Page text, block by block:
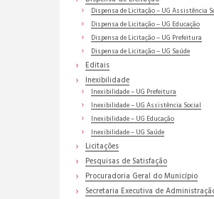
Dispensa de Licitação – UG Assistência
Dispensa de Licitação – UG Educação
Dispensa de Licitação – UG Prefeitura
Dispensa de Licitação – UG Saúde
Editais
Inexibilidade
Inexibilidade – UG Prefeitura
Inexibilidade – UG Assistência Social
Inexibilidade – UG Educação
Inexibilidade – UG Saúde
Licitações
Pesquisas de Satisfação
Procuradoria Geral do Município
Secretaria Executiva de